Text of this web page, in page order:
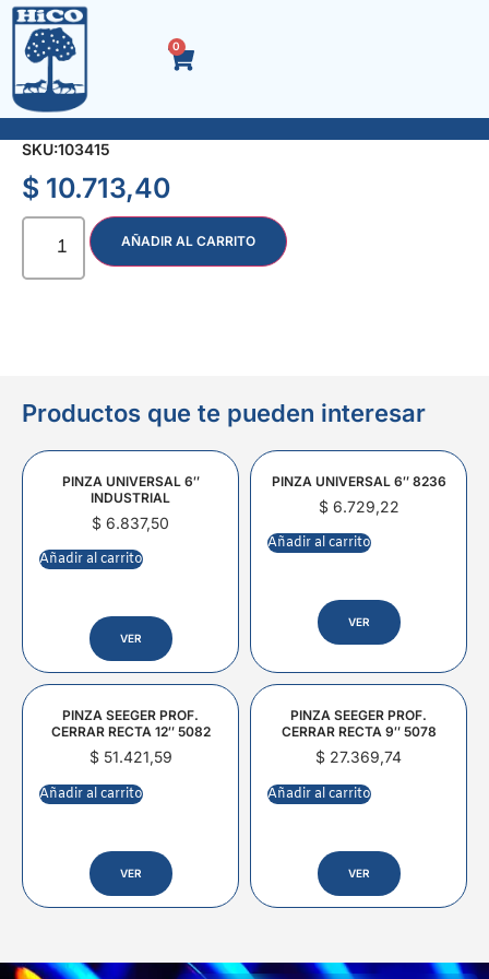
0
FRATACHO LIJADOR C/LIJA 25×12
SKU:103415
$ 10.713,40
AÑADIR AL CARRITO
Productos que te pueden interesar
PINZA UNIVERSAL 6″
INDUSTRIAL
$ 6.837,50
Añadir al carrito
VER
PINZA UNIVERSAL 6″ 8236
$6.729,22
Añadir al carrito
VER
PINZA SEEGER PROF.
CERRAR RECTA 12″ 5082
$51.421,59
Añadir al carrito
VER
PINZA SEEGER PROF.
CERRAR RECTA 9″ 5078
$ 27.369,74
Añadir al carrito
VER